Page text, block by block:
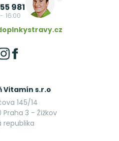
981
16:00
Vitamín s.r.o
145/14
Praha 3 - Žižkov
republika